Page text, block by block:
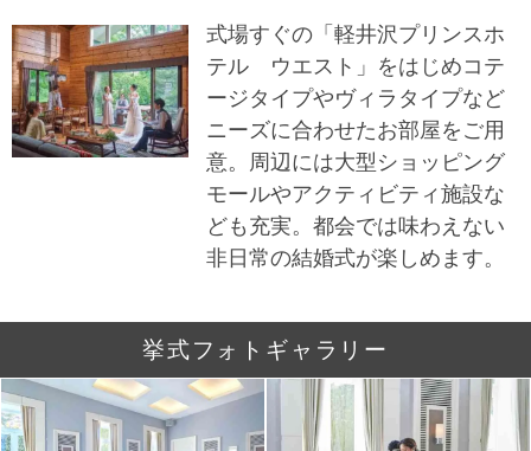
式場すぐの「軽井沢プリンスホ
テル ウエスト」をはじめコテ
ージタイプやヴィラタイプなど
ニーズに合わせたお部屋をご用
意。周辺には大型ショッピング
モールやアクティビティ施設な
ども充実。都会では味わえない
非日常の結婚式が楽しめます。
挙式フォトギャラリー